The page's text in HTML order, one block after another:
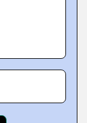
look forward to